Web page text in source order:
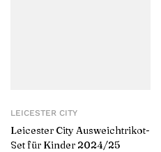
LEICESTER CITY
Leicester City Ausweichtrikot-
Set für Kinder 2024/25